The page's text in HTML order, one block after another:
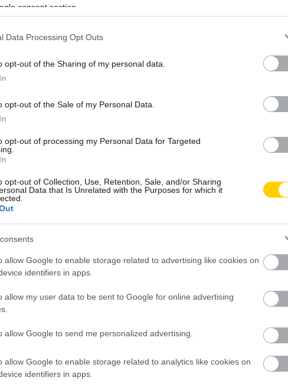
consent section.
Data Processing Opt Outs
opt-out of the Sharing of my personal data.
opt-out of the Sale of my Personal Data.
opt-out of processing my Personal Data for Targeted
opt-out of Collection, Use, Retention, Sale, and/or Sharing
Data that Is Unrelated with the Purposes for which it
allow Google to enable storage related to advertising like cookies on
identifiers in apps.
allow my user data to be sent to Google for online advertising
allow Google to send me personalized advertising.
allow Google to enable storage related to analytics like cookies on
identifiers in apps.
esetén 208 ezer forint
több unoka után
vehető, és a nyugdíj
időnek számít – írták.
jogosultak legyenek a gyedre, és hogy nyilatkozzanak
díj nagyszülő általi igénybevételével. Emellett a
gyedre, azaz a gyermek születését megelőző két éven
kell élnie, a nagyszülő azonban napközben
dolgozhat, ha a munkavégzés az otthonában történik